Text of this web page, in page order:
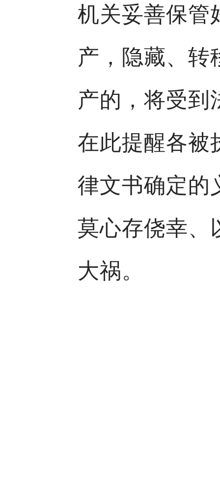
机关妥善保管
产，隐藏、转
产的，将受到
在此提醒各被
律文书确定的
莫心存侥幸、
大祸。